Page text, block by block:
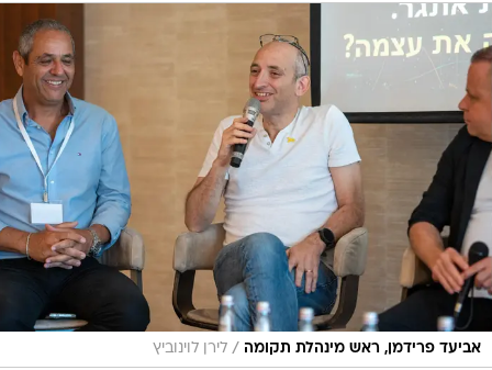
אביעד פרידמן, ראש מינהלת תקומה / לירן לוינוביץ